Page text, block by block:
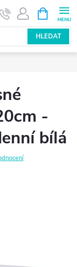
HLEDAT
NÁKUPNÍ
KOŠÍK
-
bílá